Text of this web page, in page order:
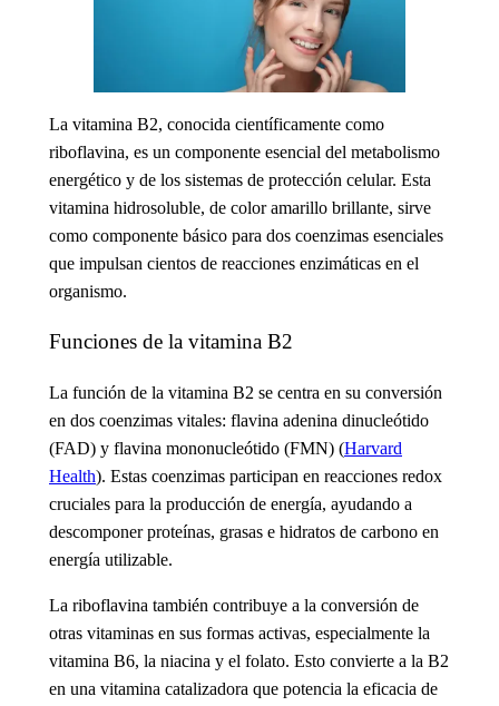
La vitamina B2, conocida científicamente como
riboflavina, es un componente esencial del metabolismo
energético y de los sistemas de protección celular. Esta
vitamina hidrosoluble, de color amarillo brillante, sirve
como componente básico para dos coenzimas esenciales
que impulsan cientos de reacciones enzimáticas en el
organismo.
Funciones de la vitamina B2
La función de la vitamina B2 se centra en su conversión
en dos coenzimas vitales: flavina adenina dinucleótido
(FAD) y flavina mononucleótido (FMN) (Harvard
Health). Estas coenzimas participan en reacciones redox
cruciales para la producción de energía, ayudando a
descomponer proteínas, grasas e hidratos de carbono en
energía utilizable.
La riboflavina también contribuye a la conversión de
otras vitaminas en sus formas activas, especialmente la
vitamina B6, la niacina y el folato. Esto convierte a la B2
en una vitamina catalizadora que potencia la eficacia de